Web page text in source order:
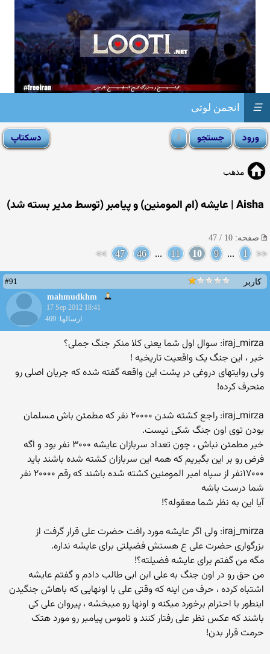
انجمن لوتی ☰
مذهب
Aisha | عایشه (ام المومنین) و پیامبر (توسط مدیر بسته شد)
صفحه: 10 / 47
<<
1
...
9
10
11
...
46
47
>>
کاربر
#91
mahmudkhm
17 Sep 2012 18:41
ارسالها: 469
iraj_mirza: سوال اول شما یعنی کلا منکر جنگ جملی؟
خیر ، این جنگ یک واقعیت تاریخیه !
ولی روایتهای دروغی در پشت این واقعه گفته شده که جریان اصلی رو
منحرف کرده!
iraj_mirza: راجع کشته شدن ۲۰۰۰۰ نفر که مطمئن باش مسلمان
بودن توی اون جنگ شکی نیست.
خیر مطمئن نباش ، چون تعداد سربازان عایشه ۳۰۰۰ نفر بود و اگه
فرض رو بر این بگیریم که همه این سربازان کشته شده باشند باید
۱۷۰۰۰نفر از سپاه امیر المومنین کشته شده باشند که رقم ۲۰۰۰۰ نفر
شما درست باشه
آیا این به نظر شما معقوله؟!
iraj_mirza: ولی اگر عایشه مورد رافت حضرت علی قرار گرفت از
بزرگواری حضرت علی ع هستش فضیلتی برای عایشه نداره.
مگه من گفتم برای عایشه فضیلته؟!
من حق رو در اون جنگ به علی ابن ابی طالب دادم و گفتم عایشه
اشتباه کرده ، حرف من اینه که وقتی علی با اونهایی که باهاش جنگیدن
اینطور با احترام برخورد میکنه و اونها رو میبخشه ، پیروان علی کی
باشند که عکس نظر علی رفتار کنند و ناموس پیامبر رو مورد هتک
حرمت قرار بدن!